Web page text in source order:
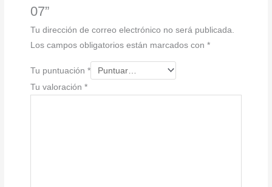
07”
Tu dirección de correo electrónico no será publicada.
Los campos obligatorios están marcados con*
Tu puntuación*
Tu valoración*